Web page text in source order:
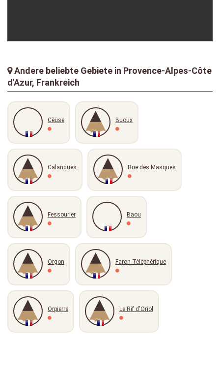
enrico 20-08-2018
Andere beliebte Gebiete in Provence-Alpes-Côte
d'Azur, Frankreich
Cèüse Buoux
Calanques Rue des Masques
Fessourier Baou
Orgon Faron Tèlèphèrique
Orpierre Le Rif d'Oriol